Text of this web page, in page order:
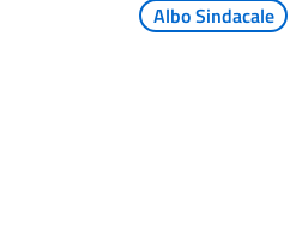
Albo Sindacale